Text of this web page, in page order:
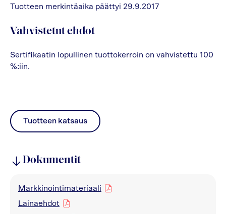
Tuotteen merkintäaika päättyi 29.9.2017
Vahvistetut ehdot
Sertifikaatin lopullinen tuottokerroin on vahvistettu 100
%:iin.
Tuotteen katsaus
pdf
Dokumentit
Markkinointimateriaali
pdf
Lainaehdot
pdf